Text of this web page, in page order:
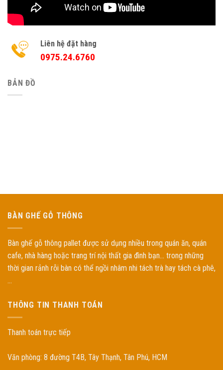
Liên hệ đặt hàng
0975.24.6760
BẢN ĐỒ
BÀN GHẾ GỖ THÔNG
Bàn ghế gỗ thông pallet được sử dụng nhiều trong quán ăn, quán
cafe, nhà hàng hoặc trang trí nội thất gia đình bạn... trong những
thời gian rảnh rỗi bàn có thể ngồi nhâm nhi tách trà hay tách cà phê,
...
THÔNG TIN THANH TOÁN
Thanh toán trực tiếp
Văn phòng: 8 đường T4B, Tây Thạnh, Tân Phú, HCM